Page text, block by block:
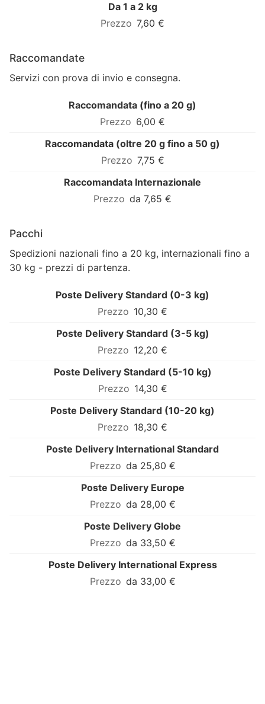
Da 1 a 2 kg
7,60 €
Raccomandate
Servizi con prova di invio e consegna.
Raccomandata (fino a 20 g)
6,00 €
Raccomandata (oltre 20 g fino a 50 g)
7,75 €
Raccomandata Internazionale
da 7,65 €
Pacchi
Spedizioni nazionali fino a 20 kg, internazionali fino a
30 kg - prezzi di partenza.
Poste Delivery Standard (0-3 kg)
10,30 €
Poste Delivery Standard (3-5 kg)
12,20 €
Poste Delivery Standard (5-10 kg)
14,30 €
Poste Delivery Standard (10-20 kg)
18,30 €
Poste Delivery International Standard
da 25,80 €
Poste Delivery Europe
da 28,00 €
Poste Delivery Globe
da 33,50 €
Poste Delivery International Express
da 33,00 €